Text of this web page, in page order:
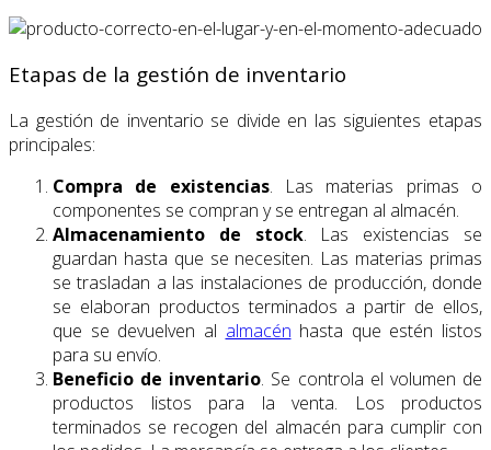
Etapas de la gestión de inventario
La gestión de inventario se divide en las siguientes etapas
principales:
Compra de existencias. Las materias primas o
componentes se compran y se entregan al almacén.
Almacenamiento de stock. Las existencias se
guardan hasta que se necesiten. Las materias primas
se trasladan a las instalaciones de producción, donde
se elaboran productos terminados a partir de ellos,
que se devuelven al almacén hasta que estén listos
para su envío.
Beneficio de inventario. Se controla el volumen de
productos listos para la venta. Los productos
terminados se recogen del almacén para cumplir con